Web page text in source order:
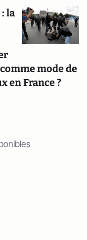
la
mode de
en France ?